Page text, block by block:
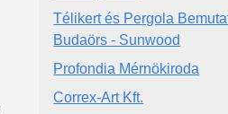
Télikert és Pergola
Budaörs - Sunwood
Profondia Mérnökiroda
Correx-Art Kft.